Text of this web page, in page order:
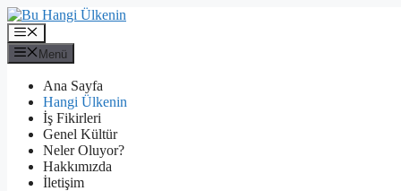
İçeriğe
atla
Menü
Menü
Ana Sayfa
Hangi Ülkenin
İş Fikirleri
Genel Kültür
Neler Oluyor?
Hakkımızda
İletişim